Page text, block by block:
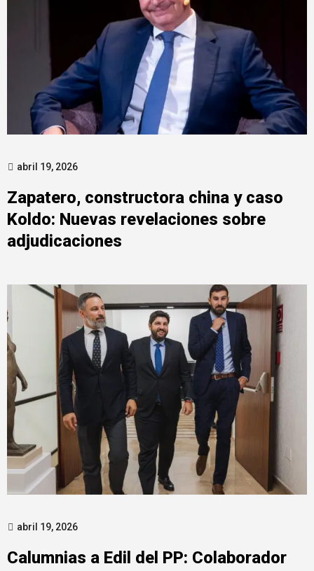
abril 19, 2026
Zapatero, constructora china y caso
Koldo: Nuevas revelaciones sobre
adjudicaciones
abril 19, 2026
Calumnias a Edil del PP: Colaborador